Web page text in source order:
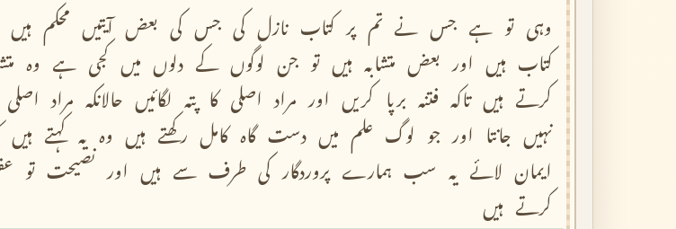
وہی تو ہے جس نے تم پر کتاب نازل کی جس کی بعض آیتیں محکم ہیں
کتاب ہیں اور بعض متشابہ ہیں تو جن لوگوں کے دلوں میں کجی ہے وہ
کرتے ہیں تاکہ فتنہ برپا کریں اور مراد اصلی کا پتہ لگائیں حالانکہ مراد اصلی
نہیں جانتا اور جو لوگ علم میں دست گاہ کامل رکھتے ہیں وہ یہ کہتے ہیں
ایمان لائے یہ سب ہمارے پروردگار کی طرف سے ہیں اور نصیحت تو
کرتے ہیں